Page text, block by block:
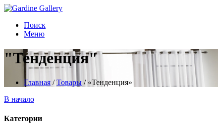
Поиск
Меню
"Тенденция"
Главная /Товары / «Тенденция»
В начало
Категории